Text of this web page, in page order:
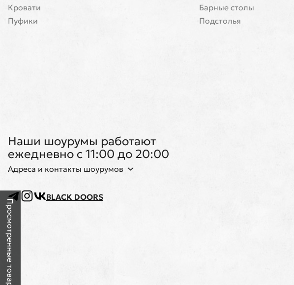
Кровати
Пуфики
Барные столы
Подстолья
Наши шоурумы работают
ежедневно с 11:00 до 20:00
Адреса и контакты шоурумов
BLACK DOORS
Просмотренные товары